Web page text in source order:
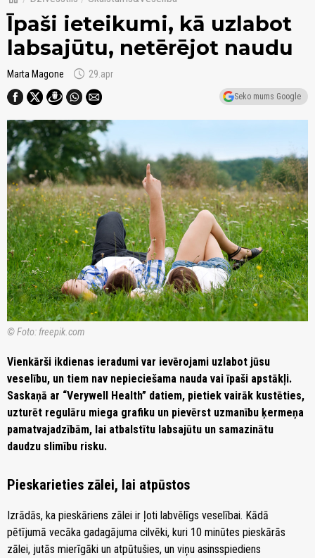
Īpaši ieteikumi, kā uzlabot
labsajūtu, netērējot naudu
Marta Magone schedule 29.apr
Seko mums Google
© Foto: freepik.com
Vienkārši ikdienas ieradumi var ievērojami uzlabot jūsu
veselību, un tiem nav nepieciešama nauda vai īpaši apstākļi.
Saskaņā ar “Verywell Health” datiem, pietiek vairāk kustēties,
uzturēt regulāru miega grafiku un pievērst uzmanību ķermeņa
pamatvajadzībām, lai atbalstītu labsajūtu un samazinātu
daudzu slimību risku.
Pieskarieties zālei, lai atpūstos
Izrādās, ka pieskāriens zālei ir ļoti labvēlīgs veselībai. Kādā
pētījumā vecāka gadagājuma cilvēki, kuri 10 minūtes pieskārās
zālei, jutās mierīgāki un atpūtušies, un viņu asinsspiediens